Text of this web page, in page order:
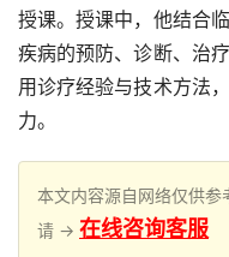
授课。授课中，他结合
疾病的预防、诊断、治
用诊疗经验与技术方法
力。
本文内容源自网络仅供参
请 → 在线咨询客服